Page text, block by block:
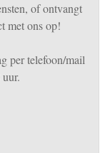
of ontvangt
met ons op!
per telefoon/mail